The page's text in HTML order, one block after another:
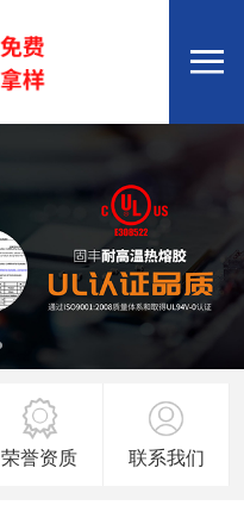
荣誉资质 联系我们